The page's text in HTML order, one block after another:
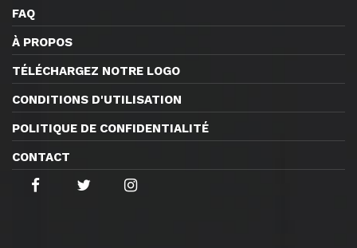
FAQ
À PROPOS
TÉLÉCHARGEZ NOTRE LOGO
CONDITIONS D'UTILISATION
POLITIQUE DE CONFIDENTIALITÉ
CONTACT